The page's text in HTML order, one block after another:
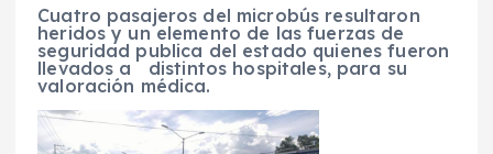
Cuatro pasajeros del microbús resultaron
heridos y un elemento de las fuerzas de
seguridad publica del estado quienes fueron
llevados a distintos hospitales, para su
valoración médica.